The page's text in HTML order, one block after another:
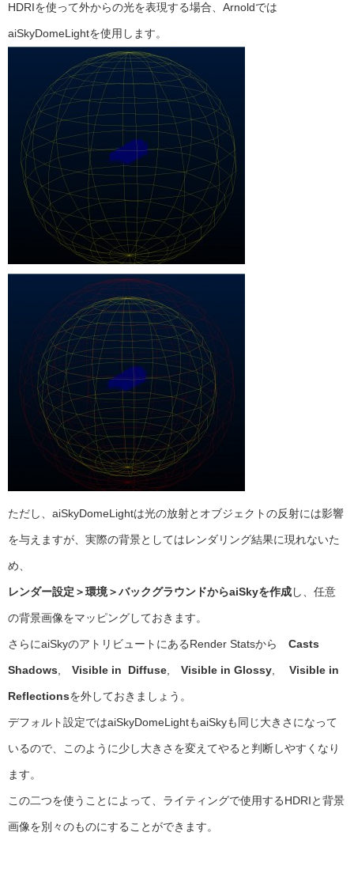
HDRIを使って外からの光を表現する場合、Arnoldでは
aiSkyDomeLightを使用します。
ただし、aiSkyDomeLightは光の放射とオブジェクトの反射には影響
を与えますが、実際の背景としてはレンダリング結果に現れないた
め、
レンダー設定＞環境＞バックグラウンドからaiSkyを作成し、任意
の背景画像をマッピングしておきます。
さらにaiSkyのアトリビュートにあるRender Statsから Casts
Shadows, Visible in Diffuse, Visible in Glossy, Visible in
Reflectionsを外しておきましょう。
デフォルト設定ではaiSkyDomeLightもaiSkyも同じ大きさになって
いるので、このように少し大きさを変えてやると判断しやすくなり
ます。
この二つを使うことによって、ライティングで使用するHDRIと背景
画像を別々のものにすることができます。